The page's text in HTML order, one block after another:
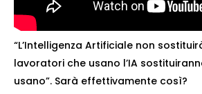
“L’Intelligenza Artificiale non
lavoratori che usano l’IA
usano”. Sarà effettivamente così?